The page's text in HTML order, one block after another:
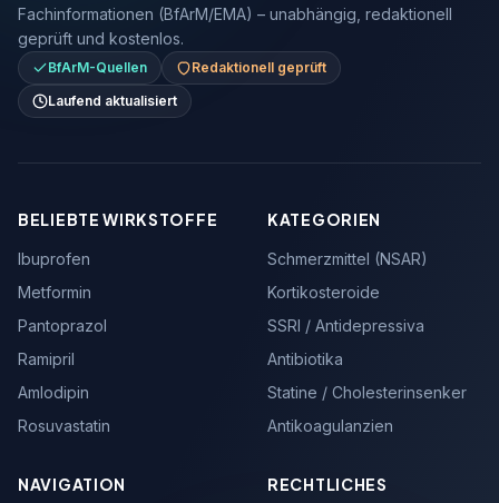
Fachinformationen (BfArM/EMA) – unabhängig, redaktionell
geprüft und kostenlos.
BfArM-Quellen
Redaktionell geprüft
Laufend aktualisiert
BELIEBTE WIRKSTOFFE
Ibuprofen
Metformin
Pantoprazol
Ramipril
Amlodipin
Rosuvastatin
KATEGORIEN
Schmerzmittel (NSAR)
Kortikosteroide
SSRI / Antidepressiva
Antibiotika
Statine / Cholesterinsenker
Antikoagulanzien
NAVIGATION RECHTLICHES